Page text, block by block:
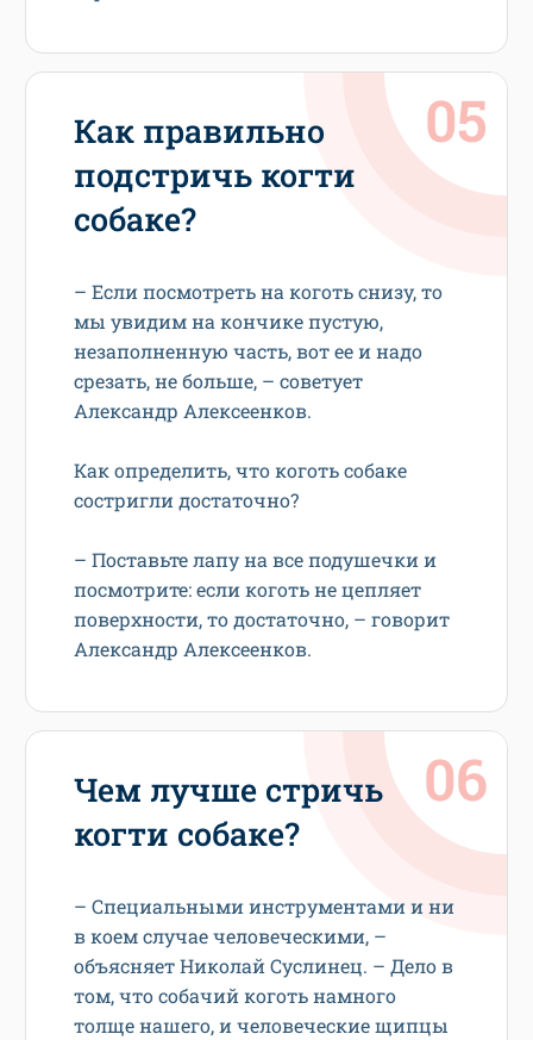
Как правильно
подстричь когти
собаке?
– Если посмотреть на коготь снизу, то
мы увидим на кончике пустую,
незаполненную часть, вот ее и надо
срезать, не больше, – советует
Александр Алексеенков.
Как определить, что коготь собаке
состригли достаточно?
– Поставьте лапу на все подушечки и
посмотрите: если коготь не цепляет
поверхности, то достаточно, – говорит
Александр Алексеенков.
Чем лучше стричь
когти собаке?
– Специальными инструментами и ни
в коем случае человеческими, –
объясняет Николай Суслинец. – Дело в
том, что собачий коготь намного
толще нашего, и человеческие щипцы